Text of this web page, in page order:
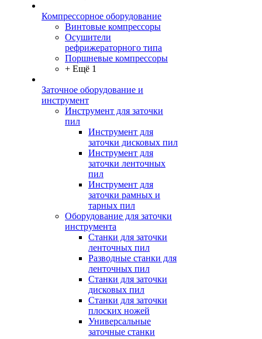
Компрессорное оборудование
Винтовые компрессоры
Осушители
рефрижераторного типа
Поршневые компрессоры
+ Ещё 1
Заточное оборудование и
инструмент
Инструмент для заточки
пил
Инструмент для
заточки дисковых пил
Инструмент для
заточки ленточных
пил
Инструмент для
заточки рамных и
тарных пил
Оборудование для заточки
инструмента
Станки для заточки
ленточных пил
Разводные станки для
ленточных пил
Станки для заточки
дисковых пил
Станки для заточки
плоских ножей
Универсальные
заточные станки